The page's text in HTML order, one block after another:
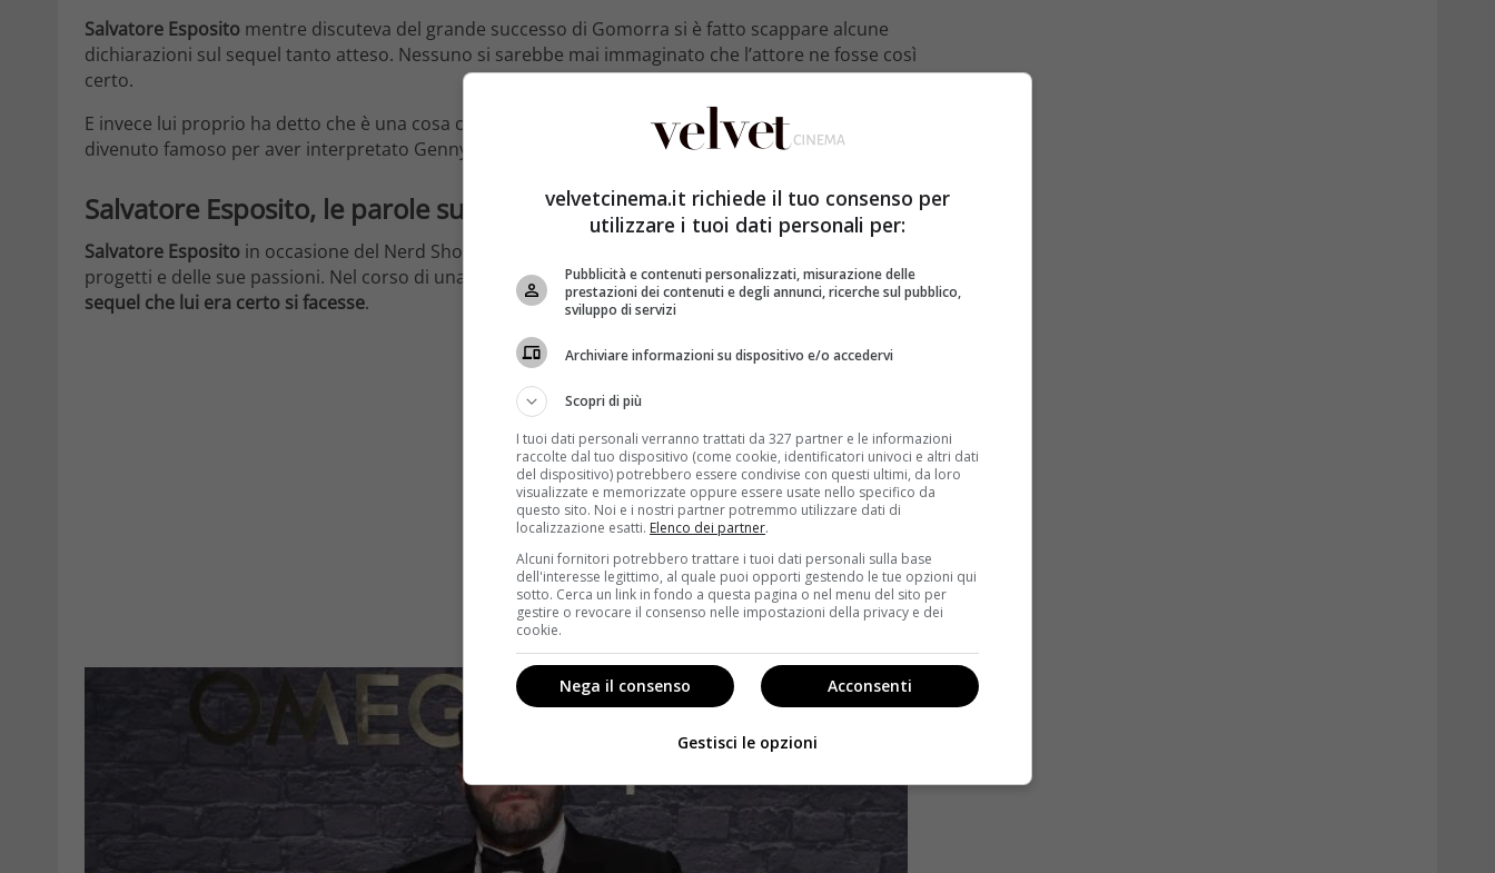
Salvatore Esposito mentre discuteva del grande successo di Gomorra si è fatto scappare alcune
dichiarazioni sul sequel tanto atteso. Nessuno si sarebbe mai immaginato che l’attore ne fosse così
certo.
E invece lui proprio ha detto che è una cosa che
e in tantissimi già lo sapevano. L’attore,
divenuto famoso per aver interpretato Genny Savastano in Gomorra, ha lasciato tutti a bocca aperta.
Salvatore Esposito, le parole sul sequel fanno sognare i fan
Salvatore Esposito in occasione del Nerd Show 2023 di Bologna ha parlato della sua carriera, dei suoi
progetti e delle sue passioni. Nel corso di una lunga chiacchierata ha anche fattoun annuncio su un
sequel che lui era certo si facesse.
velvetcinema.it richiede il tuo consenso per
utilizzare i tuoi dati personali per:
Pubblicità e contenuti personalizzati, misurazione delle
prestazioni dei contenuti e degli annunci, ricerche sul pubblico,
sviluppo di servizi
Archiviare informazioni su dispositivo e/o accedervi
Scopri di più
I tuoi dati personali verranno trattati da 327 partner e le informazioni
raccolte dal tuo dispositivo (come cookie, identificatori univoci e altri dati
del dispositivo) potrebbero essere condivise con questi ultimi, da loro
visualizzate e memorizzate oppure essere usate nello specifico da
questo sito. Noi e i nostri partner potremmo utilizzare dati di
localizzazione esatti. Elenco dei partner.
Alcuni fornitori potrebbero trattare i tuoi dati personali sulla base
dell'interesse legittimo, al quale puoi opporti gestendo le tue opzioni qui
sotto. Cerca un link in fondo a questa pagina o nel menu del sito per
gestire o revocare il consenso nelle impostazioni della privacy e dei
cookie.
Acconsenti
Nega il consenso
Gestisci le opzioni